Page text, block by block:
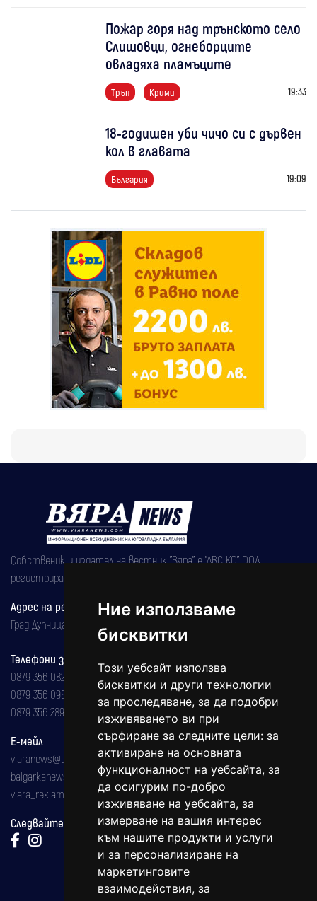
Ние използваме
бисквитки
Този уебсайт използва
бисквитки и други технологии
за проследяване, за да подобри
изживяването ви при
сърфиране за следните цели: за
активиране на основната
функционалност на уебсайта, за
да осигурим по-добро
изживяване на уебсайта, за
измерване на вашия интерес
към нашите продукти и услуги
и за персонализиране на
маркетинговите
взаимодействия, за
Пожар горя над трънското село
Слишовци, огнеборците
овладяха пламъците
Трън Крими 19:33
18-годишен уби чичо си с дървен
кол в главата
България 19:09
Собственик и издател на вестник "Вяра" е "АВС КО" ООД,
регистрирана на 08.05.2002 година.
Адрес на редакцията
Град Дупница, ул.''Христо Ботев" 43
Телефони за реклама и абонаменти
0879 356 082
0879 356 098
0879 356 289
Е-мейл
viaranews@gmail.com
balgarkanews@gmail.com
viara_reklama@mail.bg
Следвайте ни: